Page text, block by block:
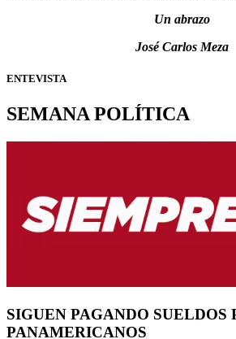
Un abrazo
José Carlos Meza
ENTEVISTA
SEMANA POLÍTICA
SIGUEN PAGANDO SUELDOS
PANAMERICANOS